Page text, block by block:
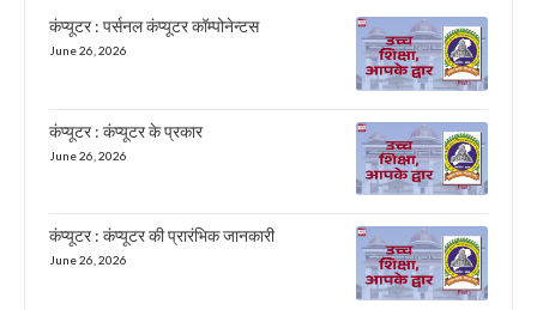
कंप्यूटर : पर्सनल कंप्यूटर कॉम्पोनेन्टस
June 26, 2026
कंप्यूटर : कंप्यूटर के प्रकार
June 26, 2026
कंप्यूटर : कंप्यूटर की प्रारंभिक जानकारी
June 26, 2026